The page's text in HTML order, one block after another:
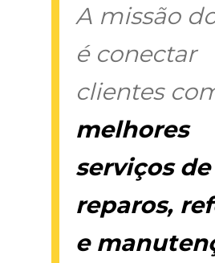
A missão
é conectar
clientes
melhores
serviços de
reparos,
e